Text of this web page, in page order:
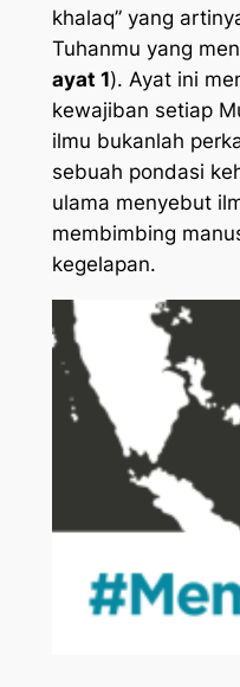
khalaq” yang
Tuhanmu yang
ayat 1). Ayat ini
kewajiban setiap
ilmu bukanlah
sebuah pondasi
ulama menyebut
membimbing
kegelapan.